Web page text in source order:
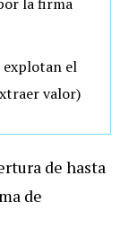
explotan el
valor)
de hasta
de